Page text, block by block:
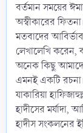
বর্তমান সময়ের
অস্বীকারের
মতবাদের
লেখালেখি করেন,
অনেক কিছু
এমনই একটি
যাকারিয়া
হাদীসের মর্যাদা,
হাদীস সংকলনের